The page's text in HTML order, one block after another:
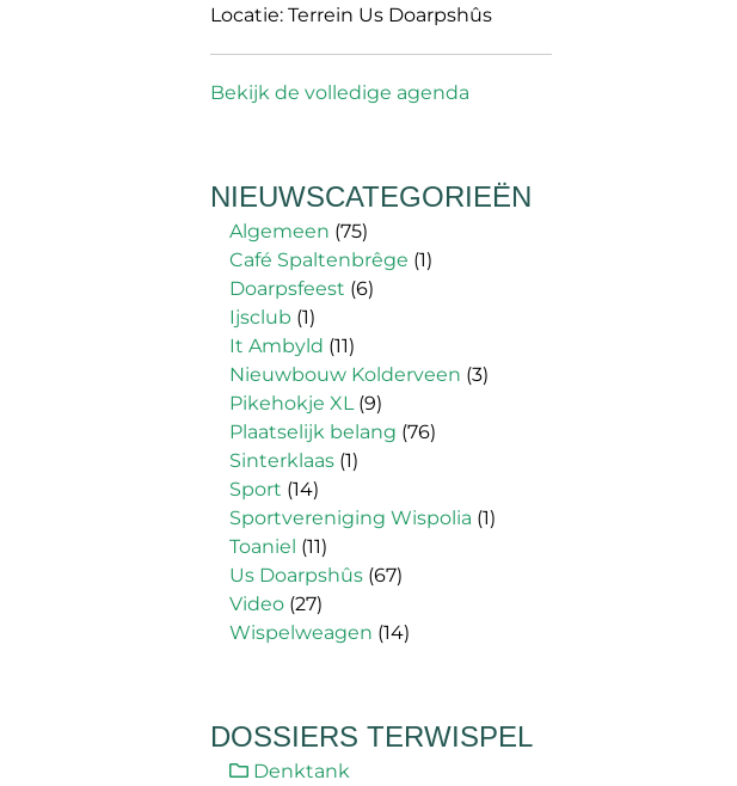
Locatie: Terrein Us Doarpshûs
Bekijk de volledige agenda
NIEUWSCATEGORIEËN
Algemeen (75)
Café Spaltenbrêge (1)
Doarpsfeest (6)
Ijsclub (1)
It Ambyld (11)
Nieuwbouw Kolderveen (3)
Pikehokje XL(9)
Plaatselijk belang (76)
Sinterklaas (1)
Sport (14)
Sportvereniging Wispolia (1)
Toaniel (11)
Us Doarpshûs (67)
Video (27)
Wispelweagen (14)
DOSSIERS TERWISPEL
Denktank